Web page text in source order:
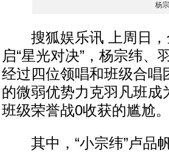
杨
搜狐娱乐讯 上周日，
启“星光对决”，杨宗纬、
经过四位领唱和班级合唱
的微弱优势力克羽凡班成
班级荣誉战0收获的尴尬。
其中，“小宗纬”卢品